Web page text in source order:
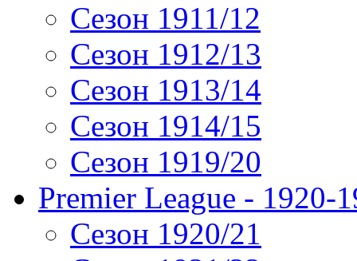
Сезон 1911/12
Сезон 1912/13
Сезон 1913/14
Сезон 1914/15
Сезон 1919/20
Premier League - 1920-
Сезон 1920/21